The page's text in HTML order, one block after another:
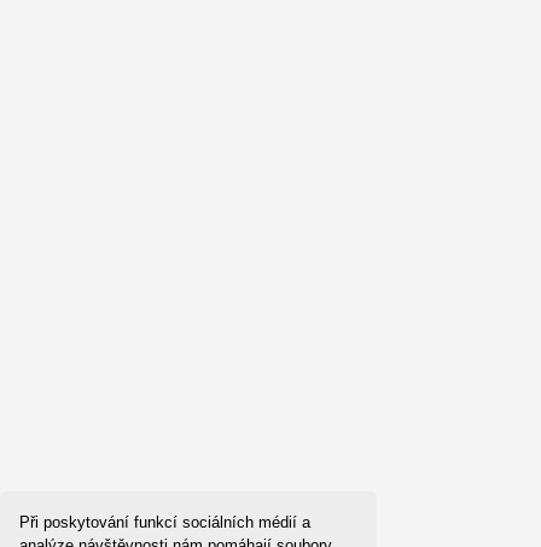
Při poskytování funkcí sociálních médií a